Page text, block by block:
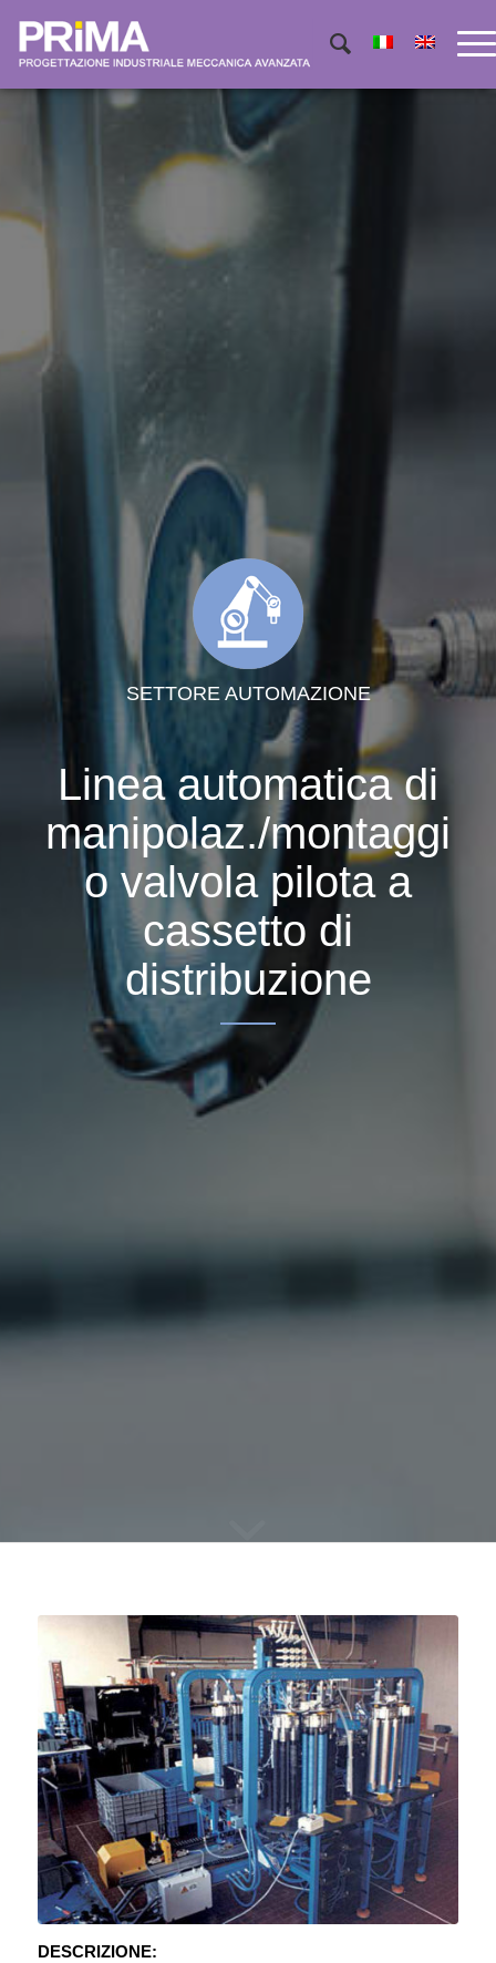
SETTORE AUTOMAZIONE
Linea automatica di
manipolaz./montaggi
o valvola pilota a
cassetto di
distribuzione
DESCRIZIONE: